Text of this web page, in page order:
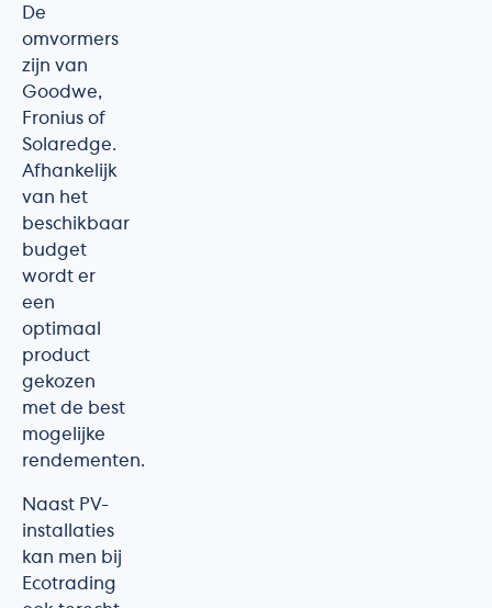
De
omvormers
zijn van
Goodwe,
Fronius of
Solaredge.
Afhankelijk
van het
beschikbaar
budget
wordt er
een
optimaal
product
gekozen
met de best
mogelijke
rendementen.
Naast PV-
installaties
kan men bij
Ecotrading